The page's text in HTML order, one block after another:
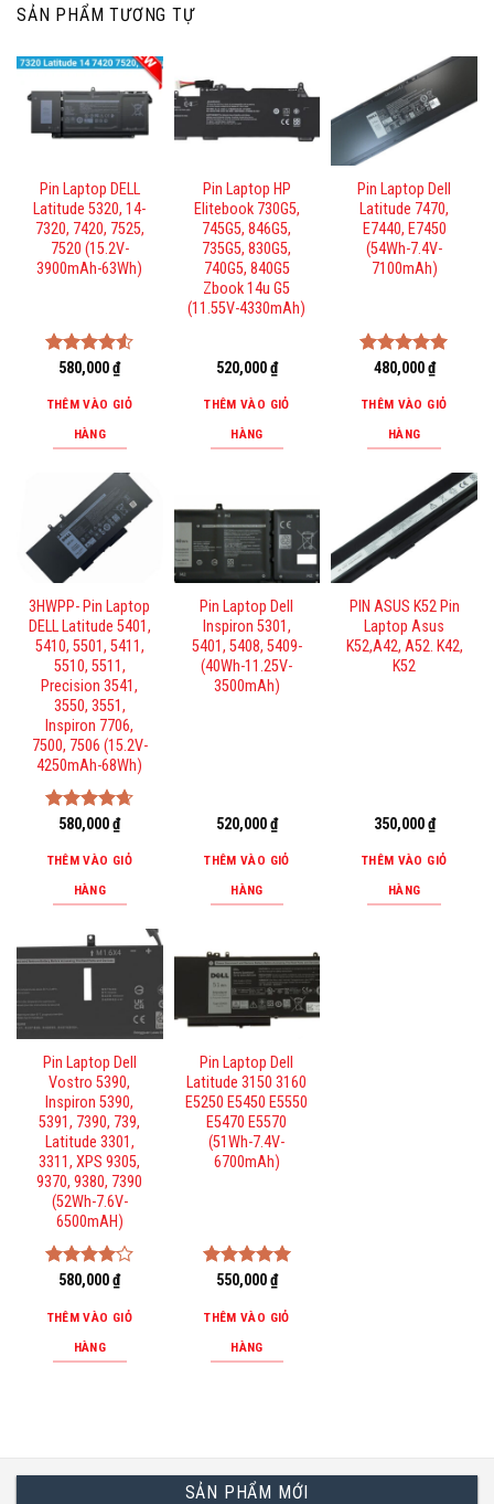
SẢN PHẨM TƯƠNG TỰ
Pin Laptop DELL
Latitude 5320, 14-
7320, 7420, 7525,
7520 (15.2V-
3900mAh-63Wh)
Được xếp
5 sao
580,000₫
THÊM VÀO GIỎ
HÀNG
Pin Laptop HP
Elitebook 730G5,
745G5, 846G5,
735G5, 830G5,
740G5, 840G5
Zbook 14u G5
(11.55V-4330mAh)
520,000₫
THÊM VÀO GIỎ
HÀNG
Pin Laptop Dell
Latitude 7470,
E7440, E7450
(54Wh-7.4V-
7100mAh)
Được xếp
5 sao
480,000₫
THÊM VÀO GIỎ
HÀNG
3HWPP- Pin Laptop
DELL Latitude 5401,
5410, 5501, 5411,
5510, 5511,
Precision 3541,
3550, 3551,
Inspiron 7706,
7500, 7506 (15.2V-
4250mAh-68Wh)
Được xếp
5 sao
580,000₫
THÊM VÀO GIỎ
HÀNG
Pin Laptop Dell
Inspiron 5301,
5401, 5408, 5409-
(40Wh-11.25V-
3500mAh)
520,000₫
THÊM VÀO GIỎ
HÀNG
PIN ASUS K52 Pin
Laptop Asus
K52,A42, A52. K42,
K52
350,000₫
THÊM VÀO GIỎ
HÀNG
Pin Laptop Dell
Vostro 5390,
Inspiron 5390,
5391, 7390, 739,
Latitude 3301,
3311, XPS 9305,
9370, 9380, 7390
(52Wh-7.6V-
6500mAH)
Được
4.005
580,000₫
THÊM VÀO GIỎ
HÀNG
Pin Laptop Dell
Latitude 3150 3160
E5250 E5450 E5550
E5470 E5570
(51Wh-7.4V-
6700mAh)
Được xếp
5 sao
550,000₫
THÊM VÀO GIỎ
HÀNG
SẢN PHẨM MỚI